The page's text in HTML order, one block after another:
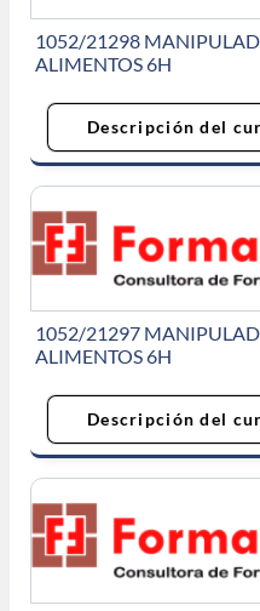
1052/21298
ALIMENTOS 6H
Descripción del
1052/21297
ALIMENTOS 6H
Descripción del